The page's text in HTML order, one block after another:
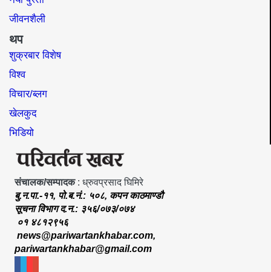
जीवनशैली
थप
शुक्रबार विशेष
विश्व
विचार/ब्लग
खेलकुद
भिडियो
संचालक/सम्पादक: ध्रुवप्रसाद घिमिरे
बु.न.पा.-११, पो.ब.नं.: ५०८, कपन काठमाण्डौ
सूचना विभाग द.न.: ३५६/०७३/०७४
०१ ४८१२९५६
news@pariwartankhabar.com,
pariwartankhabar@gmail.com